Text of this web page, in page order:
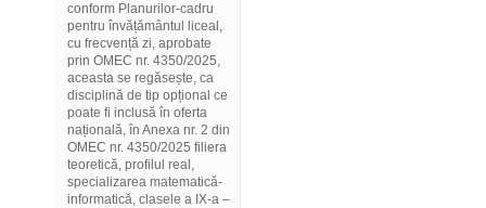
conform Planurilor-cadru
pentru învățământul liceal,
cu frecvență zi, aprobate
prin OMEC nr. 4350/2025,
aceasta se regăsește, ca
disciplină de tip opțional ce
poate fi inclusă în oferta
națională, în Anexa nr. 2 din
OMEC nr. 4350/2025 filiera
teoretică, profilul real,
specializarea matematică-
informatică, clasele a IX-a –